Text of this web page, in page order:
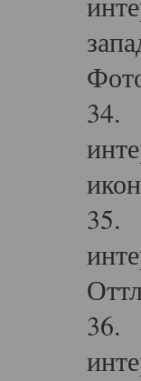
34.
35.
36.